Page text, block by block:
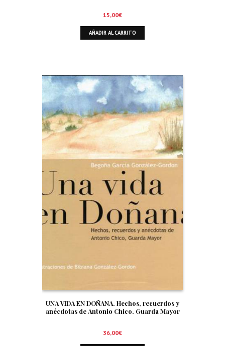
15,00€
AÑADIR AL CARRITO
UNA VIDA EN DOÑANA. Hechos, recuerdos y
anécdotas de Antonio Chico. Guarda Mayor
36,00€